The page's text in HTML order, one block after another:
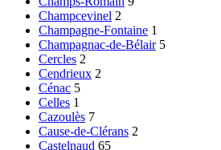
Champcevinel 2
Champagne-Fontaine 1
Champagnac-de-Bélair 5
Cercles 2
Cendrieux 2
Cénac 5
Celles 1
Cazoulès 7
Cause-de-Clérans 2
Castelnaud 65